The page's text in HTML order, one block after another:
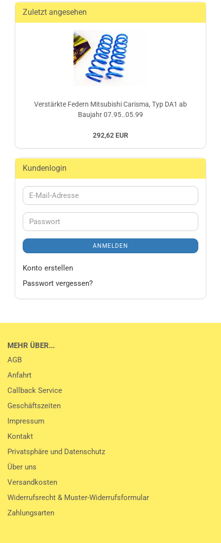
Zuletzt angesehen
Verstärkte Federn Mitsubishi Carisma, Typ DA1 ab
Baujahr 07.95..05.99
292,62 EUR
Kundenlogin
E-
Mail-
Passwort
ANMELDEN
Konto erstellen
Passwort vergessen?
MEHR ÜBER...
AGB
Anfahrt
Callback Service
Geschäftszeiten
Impressum
Kontakt
Privatsphäre und Datenschutz
Über uns
Versandkosten
Widerrufsrecht & Muster-Widerrufsformular
Zahlungsarten